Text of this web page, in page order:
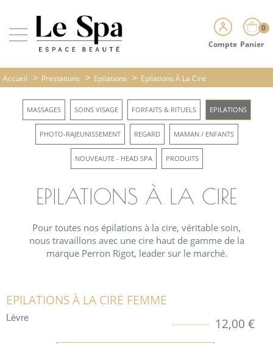
Compte
0
Panier
Accueil > Prestations > Epilations > Epilations À La Cire
MASSAGES SOINS VISAGE FORFAITS & RITUELS EPILATIONS
PHOTO-RAJEUNISSEMENT REGARD MAMAN / ENFANTS
NOUVEAUTE - HEAD SPA PRODUITS
EPILATIONS À LA CIRE
Pour toutes nos épilations à la cire, véritable soin,
nous travaillons avec une cire haut de gamme de la
marque Perron Rigot, leader sur le marché.
EPILATIONS À LA CIRE FEMME
Lèvre 12,00 €